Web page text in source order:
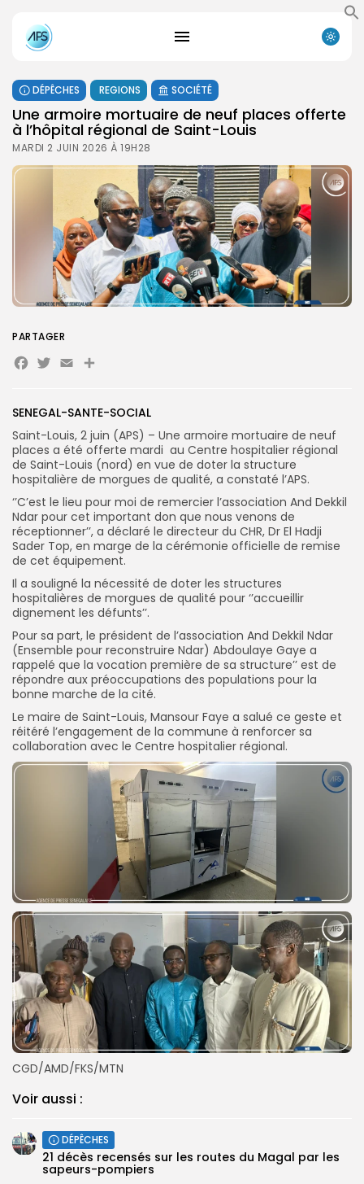
Search
for:
FR
DÉPÊCHES REGIONS SOCIÉTÉ
Une armoire mortuaire de neuf places offerte
à l’hôpital régional de Saint-Louis
MARDI 2 JUIN 2026 À 19H28
SENEGAL-SANTE-SOCIAL
Saint-Louis, 2 juin (APS) – Une armoire mortuaire de neuf
places a été offerte mardi au Centre hospitalier régional
de Saint-Louis (nord) en vue de doter la structure
hospitalière de morgues de qualité, a constaté l’APS.
‘’C’est le lieu pour moi de remercier l’association And Dekkil
Ndar pour cet important don que nous venons de
réceptionner’’, a déclaré le directeur du CHR, Dr El Hadji
Sader Top, en marge de la cérémonie officielle de remise
de cet équipement.
Il a souligné la nécessité de doter les structures
hospitalières de morgues de qualité pour ‘’accueillir
dignement les défunts’’.
Pour sa part, le président de l’association And Dekkil Ndar
(Ensemble pour reconstruire Ndar) Abdoulaye Gaye a
rappelé que la vocation première de sa structure’’ est de
répondre aux préoccupations des populations pour la
bonne marche de la cité.
Le maire de Saint-Louis, Mansour Faye a salué ce geste et
réitéré l’engagement de la commune à renforcer sa
collaboration avec le Centre hospitalier régional.
CGD/AMD/FKS/MTN
Voir aussi :
DÉPÊCHES
21 décès recensés sur les routes du Magal par les
sapeurs-pompiers
PARTAGER
Facebook
Twitter
EmailPartager